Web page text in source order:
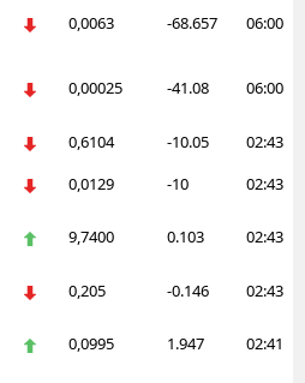
0,0063 -68.657 06:00
0,00025 -41.08 06:00
0,6104 -10.05 02:43
0,0129 -10 02:43
9,7400 0.103 02:43
0,205 -0.146 02:43
0,0995 1.947 02:41